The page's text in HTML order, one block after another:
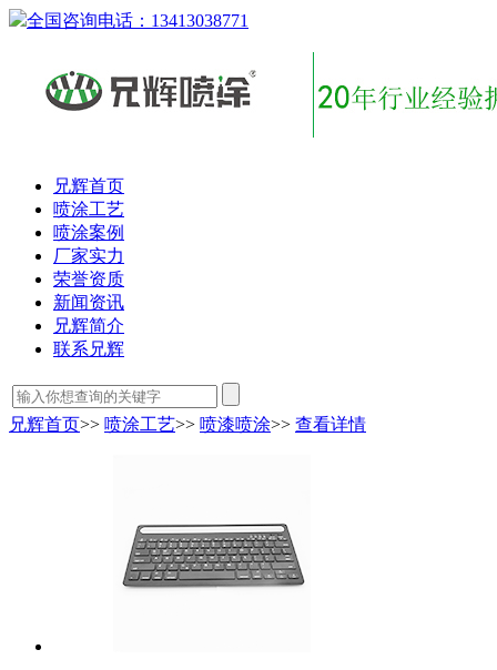
全国咨询电话： 13413038771
兄辉首页
喷涂工艺
喷涂案例
厂家实力
荣誉资质
新闻资讯
兄辉简介
联系兄辉
兄辉首页>> 喷涂工艺>> 喷漆喷涂>> 查看详情